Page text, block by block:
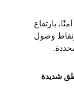
آمنًا، بارتفاع
ونقاط وصول
شديدة